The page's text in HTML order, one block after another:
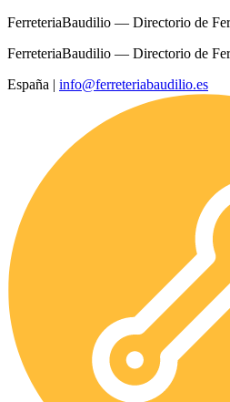
FerreteriaBaudilio — Directorio de
FerreteriaBaudilio — Directorio de
España | info@ferreteriabaudilio.es